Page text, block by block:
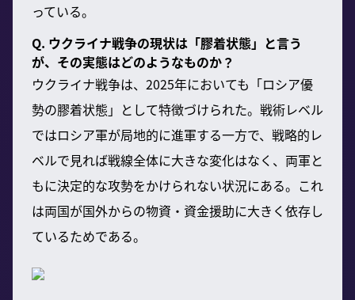
っている。
Q. ウクライナ戦争の現状は「膠着状態」と言う
が、その実態はどのようなものか？
ウクライナ戦争は、2025年においても「ロシア優
勢の膠着状態」として特徴づけられた。戦術レベル
ではロシア軍が局地的に進軍する一方で、戦略的レ
ベルで見れば戦線全体に大きな変化はなく、両軍と
もに決定的な攻勢をかけられない状況にある。これ
は両国が国外からの物資・資金援助に大きく依存し
ているためである。